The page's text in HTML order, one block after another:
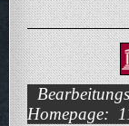
Homepage: